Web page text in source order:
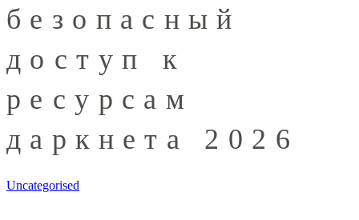
безопасный
доступ к
ресурсам
даркнета 2026
Uncategorised